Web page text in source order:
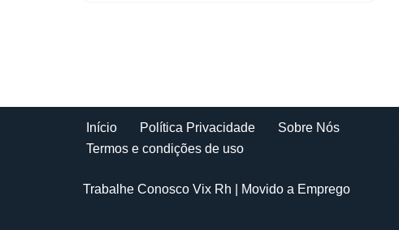
Início Política Privacidade
Sobre Nós
Termos e condições de uso
Trabalhe Conosco Vix Rh | Movido a Emprego